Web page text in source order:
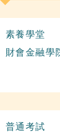
素養學堂
財會金融學
普通考試
進職員